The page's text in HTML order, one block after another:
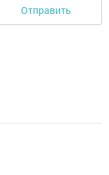
Отправить